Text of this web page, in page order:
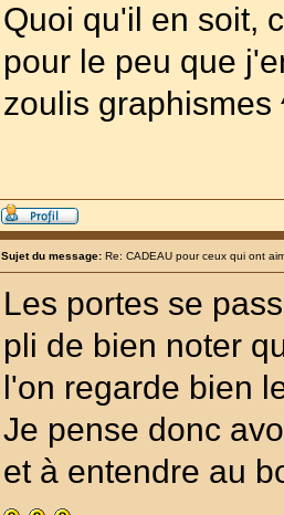
Quoi qu'il en soit,
pour le peu que
zoulis
Sujet du message: Re: CADEAU pour ceux qui ont
Les portes se
pli de bien noter
l'on regarde bien
Je pense donc
et à entendre au